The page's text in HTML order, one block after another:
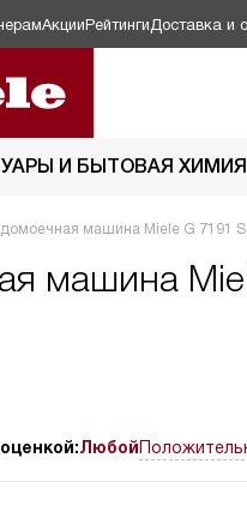
АкцииРейтинги Доставка и
И БЫТОВАЯ ХИМИЯ
машина Miele G 7191
машина
Любой